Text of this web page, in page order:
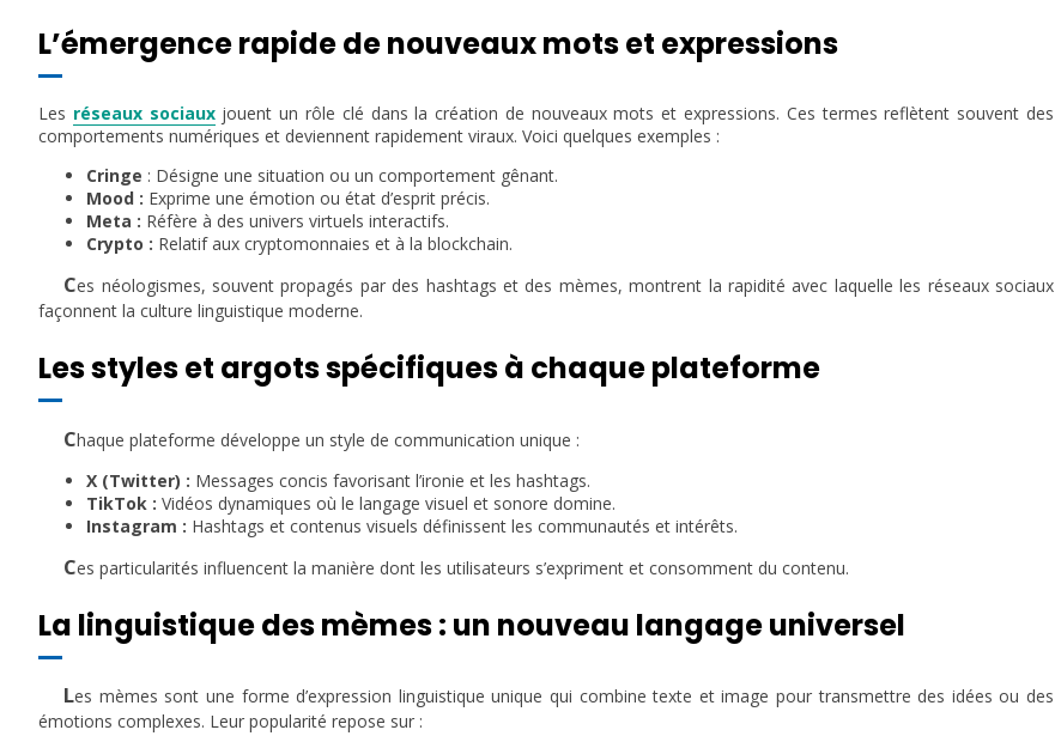
L’émergence rapide de nouveaux mots et expressions
Les réseaux sociauxjouent un rôle clé dans la création de nouveaux mots et expressions. Ces termes reflètent souvent des
comportements numériques et deviennent rapidement viraux. Voici quelques exemples :
Cringe : Désigne une situation ou un comportement gênant.
Mood : Exprime une émotion ou état d’esprit précis.
Meta : Réfère à des univers virtuels interactifs.
Crypto : Relatif aux cryptomonnaies et à la blockchain.
Ces néologismes, souvent propagés par des hashtags et des mèmes, montrent la rapidité avec laquelle les réseaux sociaux
façonnent la culture linguistique moderne.
Les styles et argots spécifiques à chaque plateforme
Chaque plateforme développe un style de communication unique :
X (Twitter) : Messages concis favorisant l’ironie et les hashtags.
TikTok : Vidéos dynamiques où le langage visuel et sonore domine.
Instagram : Hashtags et contenus visuels définissent les communautés et intérêts.
Ces particularités influencent la manière dont les utilisateurs s’expriment et consomment du contenu.
La linguistique des mèmes : un nouveau langage universel
Les mèmes sont une forme d’expression linguistique unique qui combine texte et image pour transmettre des idées ou des
émotions complexes. Leur popularité repose sur :